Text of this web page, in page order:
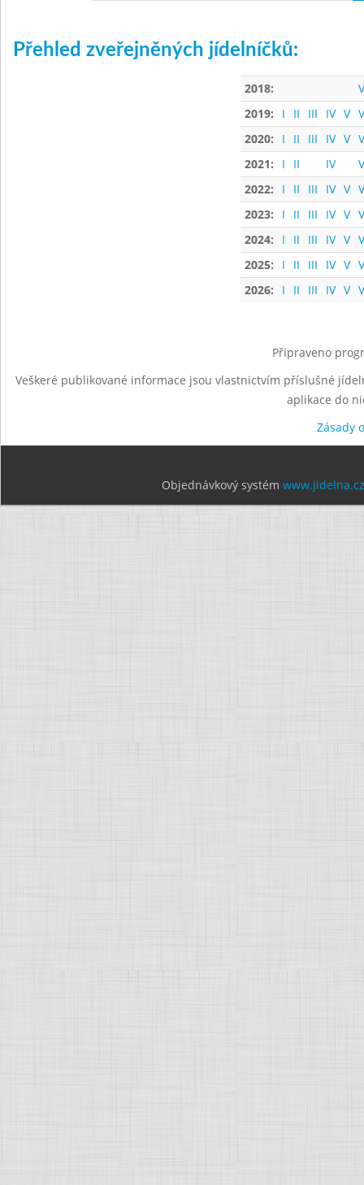
Přehled zveřejněných jídelníčků:
2018:
2019:
I II III IV V
2020:
I II III IV V
2021:
I II IV
2022:
I II III IV V
2023:
I II III IV V
2024:
I II III IV V
2025:
I II III IV V
2026:
I II III IV V
Připraveno
Veškeré publikované informace jsou vlastnictvím příslušné
aplikace do
Zásady
Objednávkový systém www.jidelna.cz